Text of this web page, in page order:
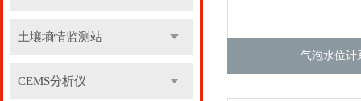
土壤墒情监测站
CEMS分析仪
气泡水位计